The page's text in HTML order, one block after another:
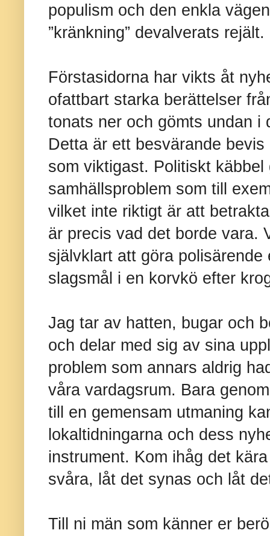
populism och den enkla
”kränkning” devalverats rejält.
Förstasidorna har vikts åt
ofattbart starka berättelser
tonats ner och gömts undan i
Detta är ett besvärande
som viktigast. Politiskt käbbel
samhällsproblem som till
vilket inte riktigt är att
är precis vad det borde vara.
självklart att göra
slagsmål i en korvkö efter
Jag tar av hatten, bugar och
och delar med sig av sina
problem som annars aldrig
våra vardagsrum. Bara
till en gemensam utmaning
lokaltidningarna och dess
instrument. Kom ihåg det
svåra, låt det synas och låt
Till ni män som känner er